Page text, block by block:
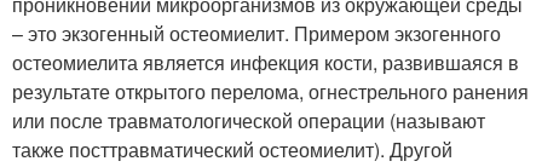
– это экзогенный остеомиелит. Примером экзогенного
остеомиелита является инфекция кости, развившаяся в
результате открытого перелома, огнестрельного ранения
или после травматологической операции (называют
также посттравматический остеомиелит). Другой